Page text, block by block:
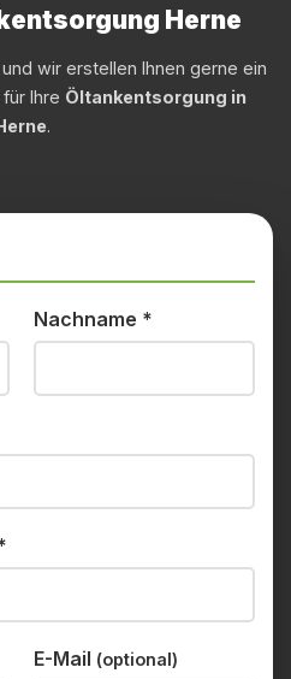
Herne
wir erstellen Ihnen gerne ein
Ihre Öltankentsorgung in
.
Nachname *
E-Mail (optional)